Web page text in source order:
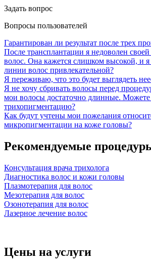
Задать вопрос
Вопросы пользователей
Гарантирован ли результат после трех
После трансплантации я недоволен
волос. Она кажется слишком высокой, и
линии волос привлекательной?
Я переживаю, что это будет выглядеть
Я не хочу сбривать волосы перед
мои волосы достаточно длинные.
трихопигментацию?
Как будут учтены мои пожелания
микропигментации на коже головы?
Рекомендуемые
Консультация врача трихолога
Диагностика волос и кожи головы
Плазмотерапия для волос
Мезотерапия для волос
Озонотерапия для волос
Лазерное лечение волос
Цены на услуги